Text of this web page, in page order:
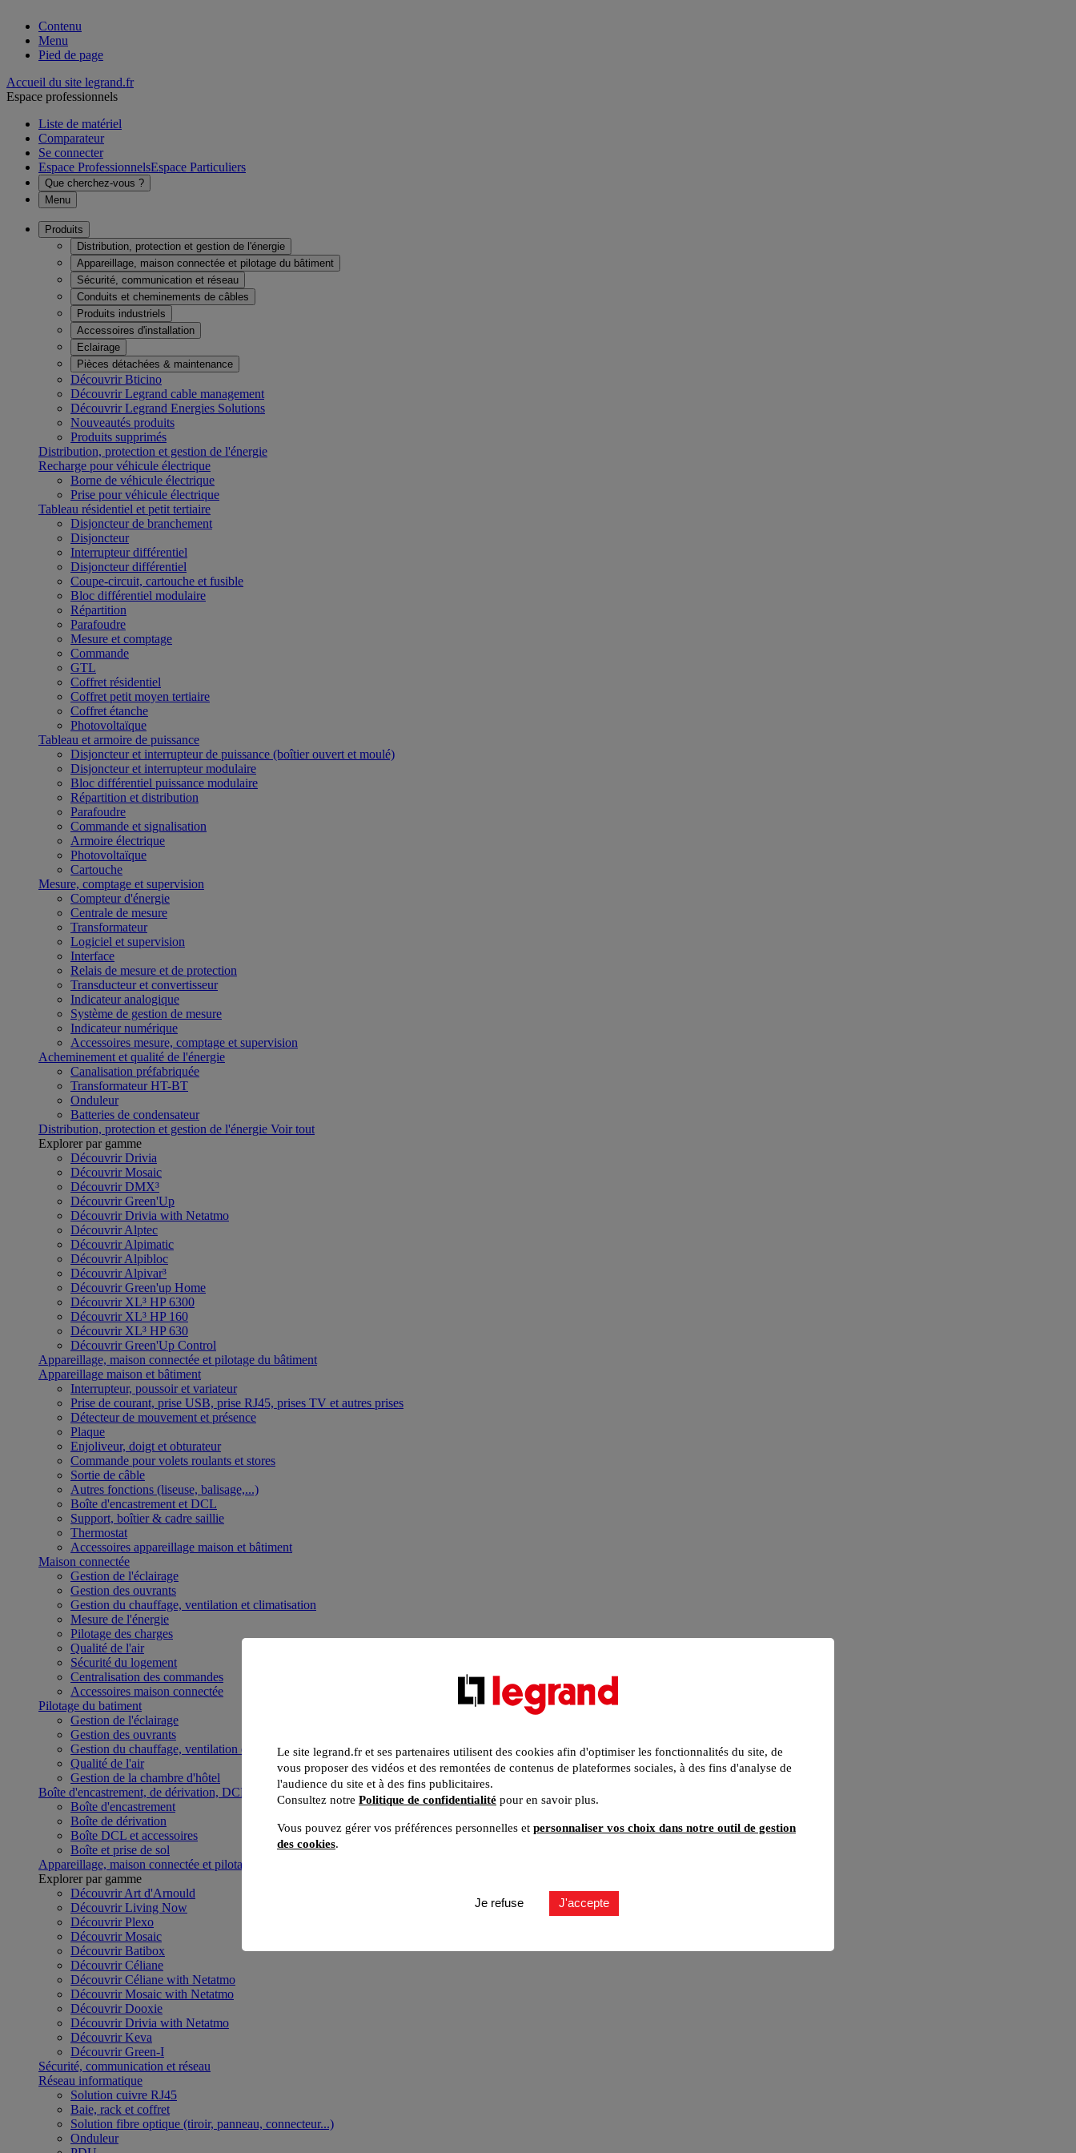
Contenu
Menu
Pied de page
Accueil du site legrand.fr
Espace professionnels
Liste de matériel
Comparateur
Se connecter
Espace ProfessionnelsEspace Particuliers
Que cherchez-vous ?
Menu
Produits
Distribution, protection et gestion de l'énergie
Appareillage, maison connectée et pilotage du bâtiment
Sécurité, communication et réseau
Conduits et cheminements de câbles
Produits industriels
Accessoires d'installation
Eclairage
Pièces détachées & maintenance
Découvrir Bticino
Découvrir Legrand cable management
Découvrir Legrand Energies Solutions
Nouveautés produits
Produits supprimés
Distribution, protection et gestion de l'énergie
Recharge pour véhicule électrique
Borne de véhicule électrique
Prise pour véhicule électrique
Tableau résidentiel et petit tertiaire
Disjoncteur de branchement
Disjoncteur
Interrupteur différentiel
Disjoncteur différentiel
Coupe-circuit, cartouche et fusible
Bloc différentiel modulaire
Répartition
Parafoudre
Mesure et comptage
Commande
GTL
Coffret résidentiel
Coffret petit moyen tertiaire
Coffret étanche
Photovoltaïque
Tableau et armoire de puissance
Disjoncteur et interrupteur de puissance (boîtier ouvert et moulé)
Disjoncteur et interrupteur modulaire
Bloc différentiel puissance modulaire
Répartition et distribution
Parafoudre
Commande et signalisation
Armoire électrique
Photovoltaïque
Cartouche
Mesure, comptage et supervision
Compteur d'énergie
Centrale de mesure
Transformateur
Logiciel et supervision
Interface
Relais de mesure et de protection
Transducteur et convertisseur
Indicateur analogique
Système de gestion de mesure
Indicateur numérique
Accessoires mesure, comptage et supervision
Acheminement et qualité de l'énergie
Canalisation préfabriquée
Transformateur HT-BT
Onduleur
Batteries de condensateur
Distribution, protection et gestion de l'énergie Voir tout
Explorer par gamme
Découvrir Drivia
Découvrir Mosaic
Découvrir DMX³
Découvrir Green'Up
Découvrir Drivia with Netatmo
Découvrir Alptec
Découvrir Alpimatic
Découvrir Alpibloc
Découvrir Alpivar³
Découvrir Green'up Home
Découvrir XL³ HP 6300
Découvrir XL³ HP 160
Découvrir XL³ HP 630
Découvrir Green'Up Control
Appareillage, maison connectée et pilotage du bâtiment
Appareillage maison et bâtiment
Interrupteur, poussoir et variateur
Prise de courant, prise USB, prise RJ45, prises TV et autres prises
Détecteur de mouvement et présence
Plaque
Enjoliveur, doigt et obturateur
Commande pour volets roulants et stores
Sortie de câble
Autres fonctions (liseuse, balisage,...)
Boîte d'encastrement et DCL
Support, boîtier & cadre saillie
Thermostat
Accessoires appareillage maison et bâtiment
Maison connectée
Gestion de l'éclairage
Gestion des ouvrants
Gestion du chauffage, ventilation et climatisation
Mesure de l'énergie
Pilotage des charges
Qualité de l'air
Sécurité du logement
Centralisation des commandes
Accessoires maison connectée
Pilotage du batiment
Gestion de l'éclairage
Gestion des ouvrants
Gestion du chauffage, ventilation et climatisation
Qualité de l'air
Gestion de la chambre d'hôtel
Boîte d'encastrement, de dérivation, DCL et boîte de sol
Boîte d'encastrement
Boîte de dérivation
Boîte DCL et accessoires
Boîte et prise de sol
Appareillage, maison connectée et pilotage du bâtiment
Explorer par gamme
Découvrir Art d'Arnould
Découvrir Living Now
Découvrir Plexo
Découvrir Mosaic
Découvrir Batibox
Découvrir Céliane
Découvrir Céliane with Netatmo
Découvrir Mosaic with Netatmo
Découvrir Dooxie
Découvrir Drivia with Netatmo
Découvrir Keva
Découvrir Green-I
Sécurité, communication et réseau
Réseau informatique
Solution cuivre RJ45
Baie, rack et coffret
Solution fibre optique (tiroir, panneau, connecteur...)
Onduleur
Le site legrand.fr et ses partenaires utilisent des cookies afin d'optimiser les fonctionnalités du site, de
vous proposer des vidéos et des remontées de contenus de plateformes sociales, à des fins d'analyse de
l'audience du site et à des fins publicitaires.
Consultez notre Politique de confidentialité pour en savoir plus.
Vous pouvez gérer vos préférences personnelles et personnaliser vos choix dans notre outil de gestion
des cookies.
Je refuse J'accepte